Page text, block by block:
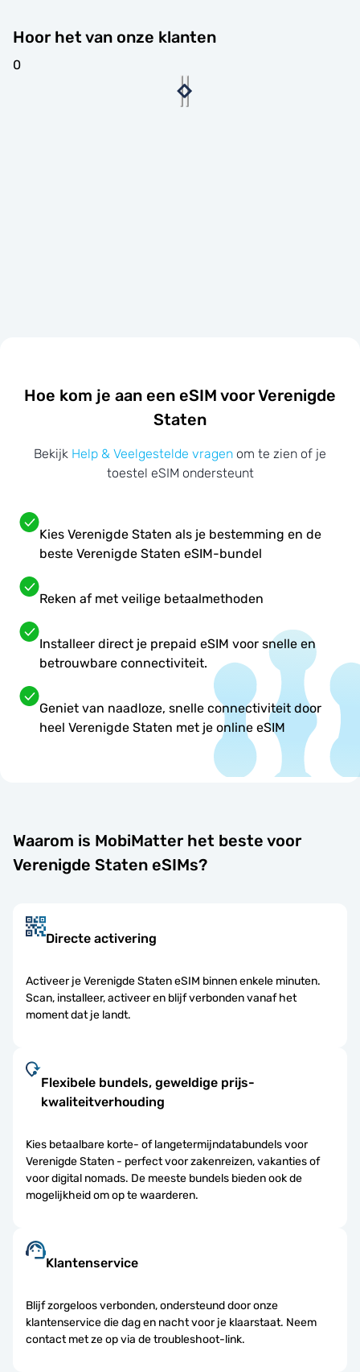
Hoor het van onze klanten
0
Hoe kom je aan een eSIM voor Verenigde
Staten
Bekijk Help & Veelgestelde vragen om te zien of je
toestel eSIM ondersteunt
Kies Verenigde Staten als je bestemming en de
beste Verenigde Staten eSIM-bundel
Reken af met veilige betaalmethoden
Installeer direct je prepaid eSIM voor snelle en
betrouwbare connectiviteit.
Geniet van naadloze, snelle connectiviteit door
heel Verenigde Staten met je online eSIM
Waarom is MobiMatter het beste voor
Verenigde Staten eSIMs?
Directe activering
Activeer je Verenigde Staten eSIM binnen enkele minuten.
Scan, installeer, activeer en blijf verbonden vanaf het
moment dat je landt.
Flexibele bundels, geweldige prijs-
kwaliteitverhouding
Kies betaalbare korte- of langetermijndatabundels voor
Verenigde Staten - perfect voor zakenreizen, vakanties of
voor digital nomads. De meeste bundels bieden ook de
mogelijkheid om op te waarderen.
Klantenservice
Blijf zorgeloos verbonden, ondersteund door onze
klantenservice die dag en nacht voor je klaarstaat. Neem
contact met ze op via de troubleshoot-link.